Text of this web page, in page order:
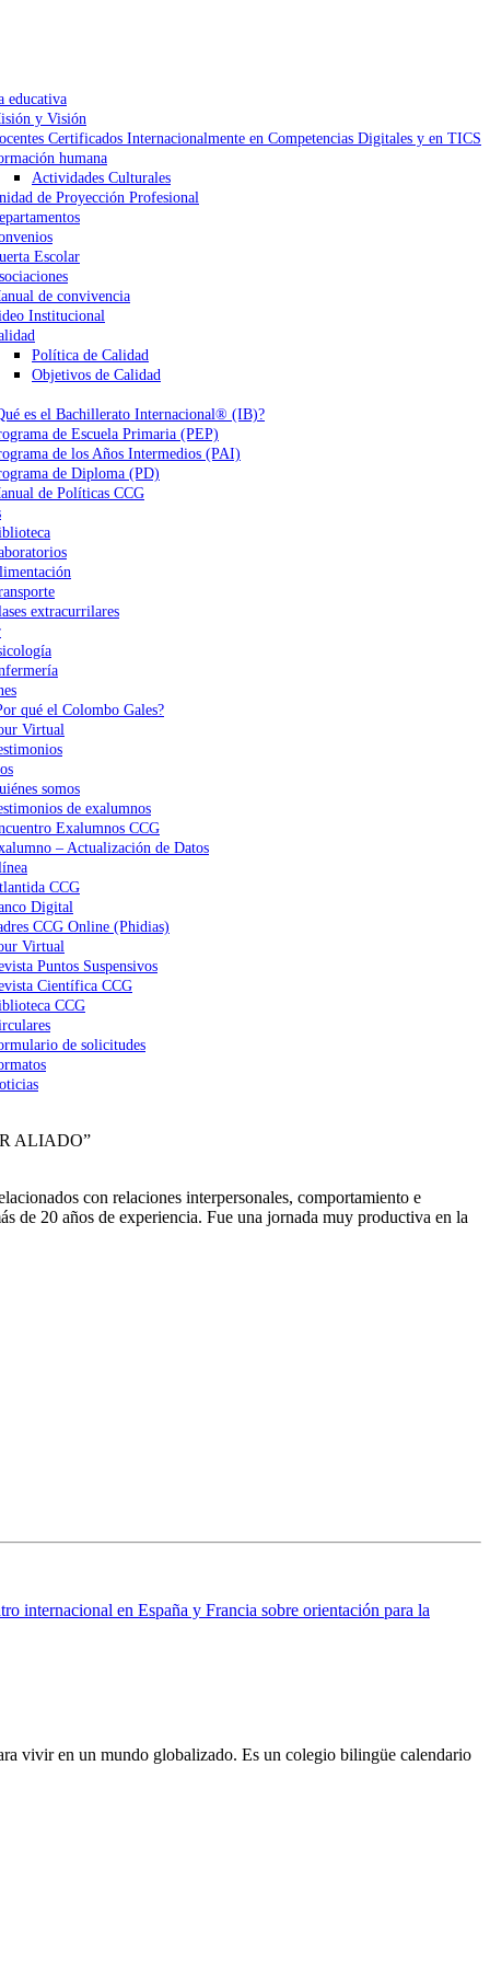
educativa
y Visión
Certificados Internacionalmente en Competencias Digitales y en TICS
humana
Actividades Culturales
de Proyección Profesional
Escolar
de convivencia
Institucional
Política de Calidad
Objetivos de Calidad
es el Bachillerato Internacional® (IB)?
de Escuela Primaria (PEP)
de los Años Intermedios (PAI)
de Diploma (PD)
de Políticas CCG
extracurrilares
qué el Colombo Gales?
Virtual
somos
de exalumnos
Exalumnos CCG
– Actualización de Datos
CCG
Digital
CCG Online (Phidias)
Virtual
Puntos Suspensivos
Científica CCG
CCG
de solicitudes
ALIADO”
con relaciones interpersonales, comportamiento e
de 20 años de experiencia. Fue una jornada muy productiva en la
internacional en España y Francia sobre orientación para la
vivir en un mundo globalizado. Es un colegio bilingüe calendario